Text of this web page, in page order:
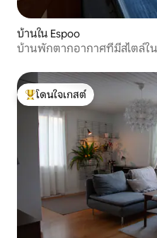
บ้านใน Espoo
บ้านพักตากอากาศที่มีสไตล์ใน
โดนใจเกสต์ที่สุด
โดนใจเกสต์